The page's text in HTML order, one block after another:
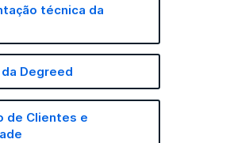
técnica da
Degreed
de Clientes e